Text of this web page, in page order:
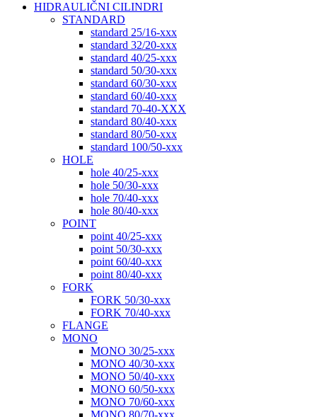
HIDRAULIČNI CILINDRI
STANDARD
standard 25/16-xxx
standard 32/20-xxx
standard 40/25-xxx
standard 50/30-xxx
standard 60/30-xxx
standard 60/40-xxx
standard 70-40-XXX
standard 80/40-xxx
standard 80/50-xxx
standard 100/50-xxx
HOLE
hole 40/25-xxx
hole 50/30-xxx
hole 70/40-xxx
hole 80/40-xxx
POINT
point 40/25-xxx
point 50/30-xxx
point 60/40-xxx
point 80/40-xxx
FORK
FORK 50/30-xxx
FORK 70/40-xxx
FLANGE
MONO
MONO 30/25-xxx
MONO 40/30-xxx
MONO 50/40-xxx
MONO 60/50-xxx
MONO 70/60-xxx
MONO 80/70-xxx